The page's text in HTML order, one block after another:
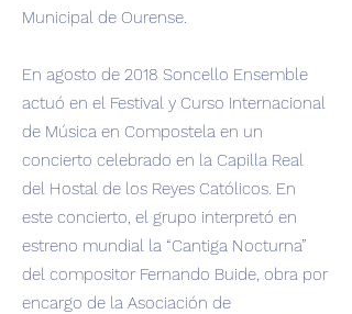
Municipal de Ourense.
En agosto de 2018 Soncello Ensemble
actuó en el Festival y Curso Internacional
de Música en Compostela en un
concierto celebrado en la Capilla Real
del Hostal de los Reyes Católicos. En
este concierto, el grupo interpretó en
estreno mundial la “Cantiga Nocturna”
del compositor Fernando Buide, obra por
encargo de la Asociación de